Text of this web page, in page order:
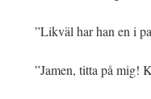
”Likväl har han en i
”Jamen, titta på mig!